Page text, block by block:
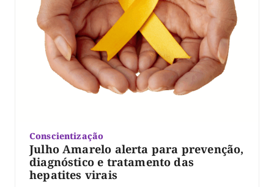
Conscientização
Julho Amarelo alerta para prevenção,
diagnóstico e tratamento das
hepatites virais